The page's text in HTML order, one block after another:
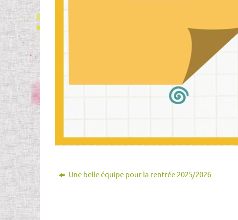
Une belle équipe pour la rentrée 2025/2026